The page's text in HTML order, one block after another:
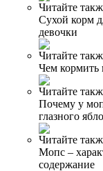
Читайте
Сухой корм
девочки
Читайте
Чем кормить
Читайте
Почему у
глазного
Читайте
Мопс –
содержание